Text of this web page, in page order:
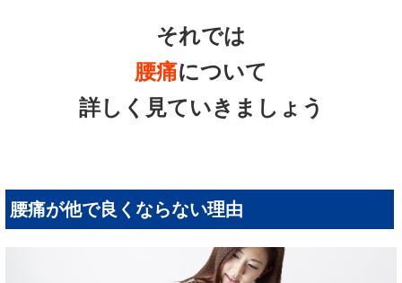
それでは
腰痛について
詳しく見ていきましょう
腰痛が他で良くならない理由